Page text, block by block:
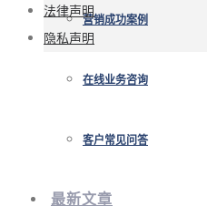
营销成功案例
在线业务咨询
客户常见问答
最新文章
法律声明
隐私声明